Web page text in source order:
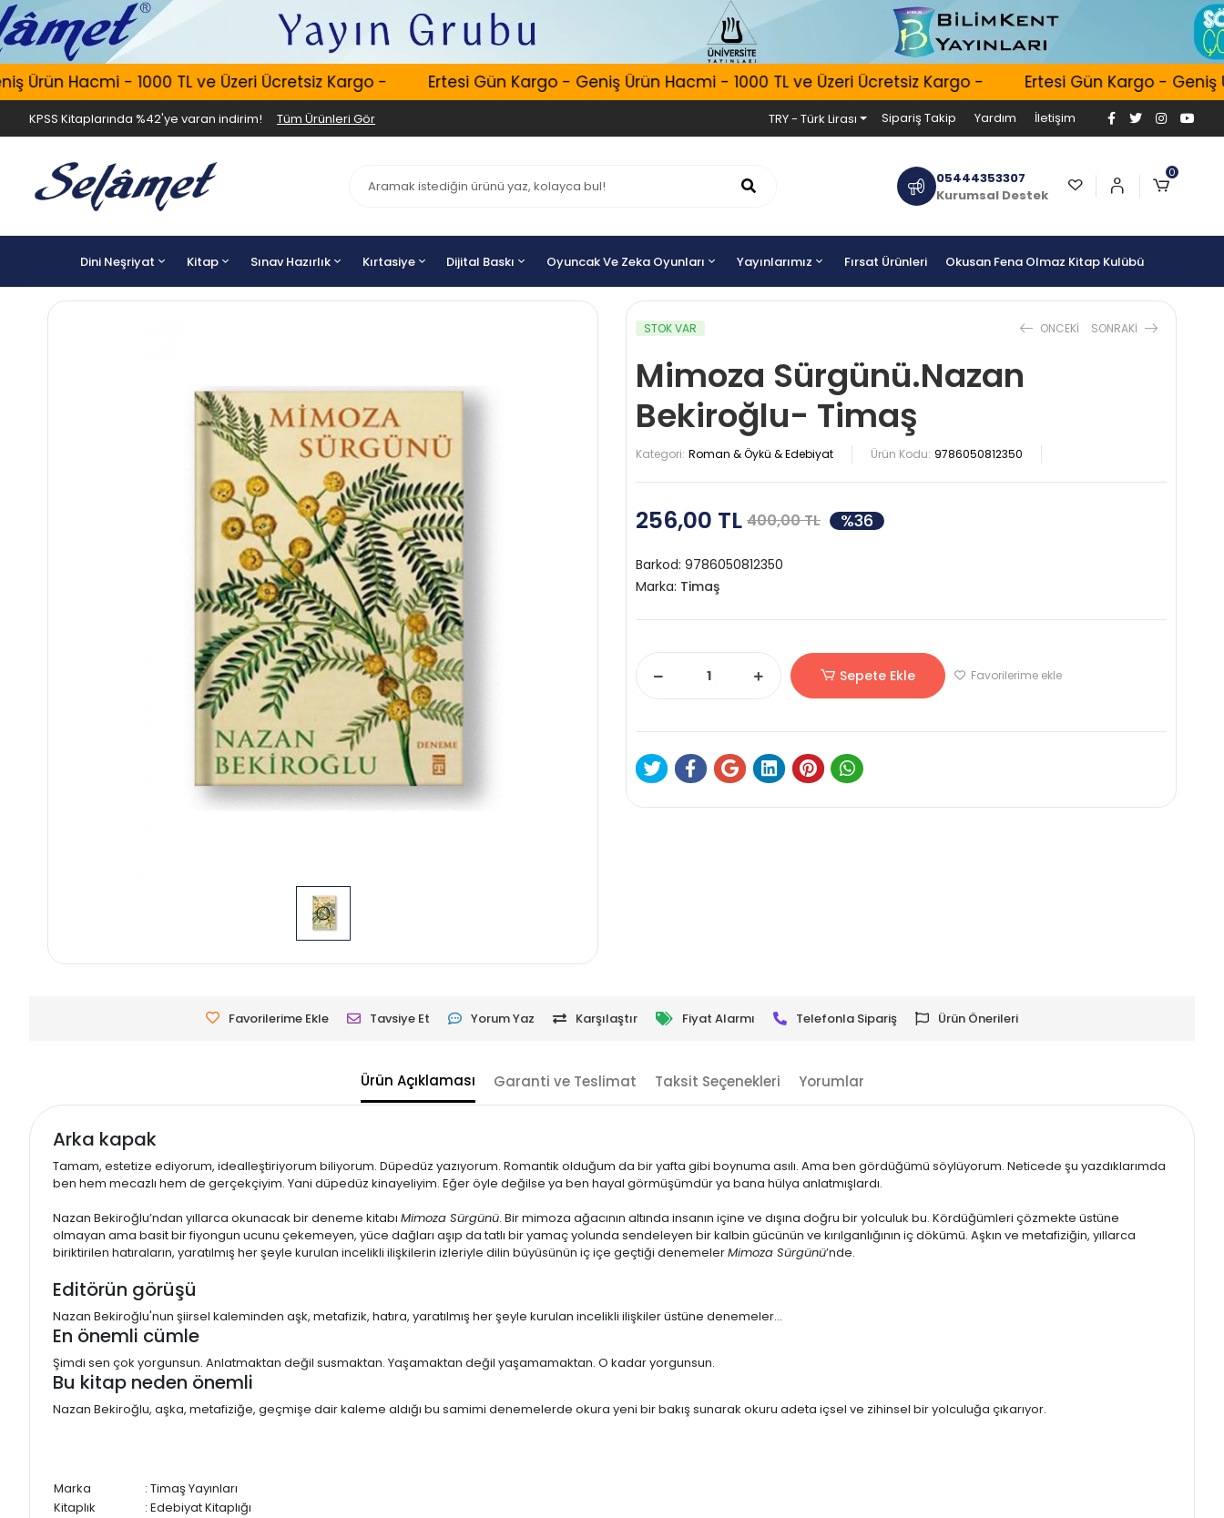
Hacmi - 1000 TL ve Üzeri Ücretsiz Kargo - Ertesi Gün Kargo - Geniş Ürün Hacmi - 1000 TL ve Üzeri Ücretsiz Kargo - Ertesi Gün Kargo - Geniş
KPSS Kitaplarında %42'ye varan indirim! Tüm Ürünleri Gör TRY - Türk Lirası Sipariş Takip Yardım İletişim
05444353307
Kurumsal Destek
0
Dini Neşriyat Kitap Sınav Hazırlık Kırtasiye Dijital Baskı Oyuncak Ve Zeka Oyunları Yayınlarımız Fırsat Ürünleri Okusan Fena Olmaz Kitap Kulübü
STOK VAR ONCEKI SONRAKI
Mimoza Sürgünü.Nazan
Bekiroğlu- Timaş
Kategori: Roman & Öykü & Edebiyat Ürün Kodu: 9786050812350
256,00 TL 400,00 TL %36
Barkod: 9786050812350
Marka: Timaş
Sepete Ekle Favorilerime ekle
Favorilerime Ekle Tavsiye Et Yorum Yaz Karşılaştır Fiyat Alarmı Telefonla Sipariş Ürün Önerileri
Ürün Açıklaması Garanti ve Teslimat Taksit Seçenekleri Yorumlar
Arka kapak
Tamam, estetize ediyorum, idealleştiriyorum biliyorum. Düpedüz yazıyorum. Romantik olduğum da bir yafta gibi boynuma asılı. Ama ben gördüğümü söylüyorum. Neticede şu yazdıklarımda
ben hem mecazlı hem de gerçekçiyim. Yani düpedüz kinayeliyim. Eğer öyle değilse ya ben hayal görmüşümdür ya bana hülya anlatmışlardı.
Nazan Bekiroğlu’ndan yıllarca okunacak bir deneme kitabı Mimoza Sürgünü. Bir mimoza ağacının altında insanın içine ve dışına doğru bir yolculuk bu. Kördüğümleri çözmekte üstüne
olmayan ama basit bir fiyongun ucunu çekemeyen, yüce dağları aşıp da tatlı bir yamaç yolunda sendeleyen bir kalbin gücünün ve kırılganlığının iç dökümü. Aşkın ve metafiziğin, yıllarca
biriktirilen hatıraların, yaratılmış her şeyle kurulan incelikli ilişkilerin izleriyle dilin büyüsünün iç içe geçtiği denemelerMimoza Sürgünü’nde.
Editörün görüşü
Nazan Bekiroğlu'nun şiirsel kaleminden aşk, metafizik, hatıra, yaratılmış her şeyle kurulan incelikli ilişkiler üstüne denemeler...
En önemli cümle
Şimdi sen çok yorgunsun. Anlatmaktan değil susmaktan. Yaşamaktan değil yaşamamaktan. O kadar yorgunsun.
Bu kitap neden önemli
Nazan Bekiroğlu, aşka, metafiziğe, geçmişe dair kaleme aldığı bu samimi denemelerde okura yeni bir bakış sunarak okuru adeta içsel ve zihinsel bir yolculuğa çıkarıyor.
Marka
: Timaş Yayınları
Kitaplık
: Edebiyat Kitaplığı